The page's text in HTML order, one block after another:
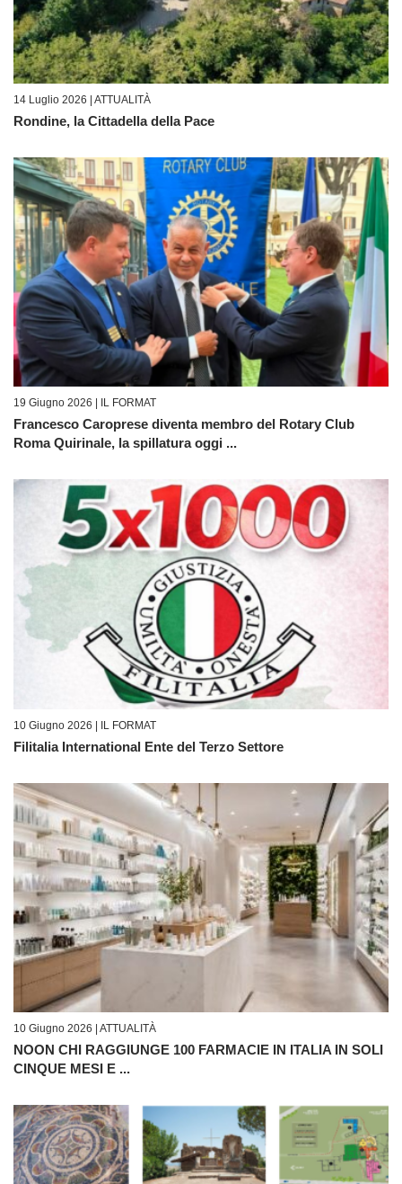
14 Luglio 2026 | ATTUALITÀ
Rondine, la Cittadella della Pace
19 Giugno 2026 | IL FORMAT
Francesco Caroprese diventa membro del Rotary Club
Roma Quirinale, la spillatura oggi ...
10 Giugno 2026 | IL FORMAT
Filitalia International Ente del Terzo Settore
10 Giugno 2026 | ATTUALITÀ
NOON CHI RAGGIUNGE 100 FARMACIE IN ITALIA IN SOLI
CINQUE MESI E ...